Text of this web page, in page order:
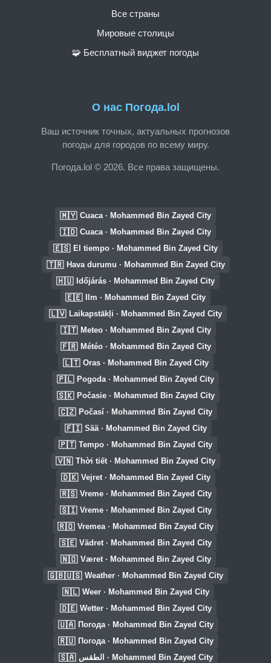
О нас Погода.lol
Ваш источник точных, актуальных прогнозов
погоды для городов по всему миру.
Погода.lol © 2026. Все права защищены.
Все страны
Мировые столицы
🧩 Бесплатный виджет погоды
🇲🇾 Cuaca · Mohammed Bin Zayed City
🇮🇩 Cuaca · Mohammed Bin Zayed City
🇪🇸 El tiempo · Mohammed Bin Zayed City
🇹🇷 Hava durumu · Mohammed Bin Zayed City
🇭🇺 Időjárás · Mohammed Bin Zayed City
🇪🇪 Ilm · Mohammed Bin Zayed City
🇱🇻 Laikapstākļi · Mohammed Bin Zayed City
🇮🇹 Meteo · Mohammed Bin Zayed City
🇫🇷 Météo · Mohammed Bin Zayed City
🇱🇹 Oras · Mohammed Bin Zayed City
🇵🇱 Pogoda · Mohammed Bin Zayed City
🇸🇰 Počasie · Mohammed Bin Zayed City
🇨🇿 Počasí · Mohammed Bin Zayed City
🇫🇮 Sää · Mohammed Bin Zayed City
🇵🇹 Tempo · Mohammed Bin Zayed City
🇻🇳 Thời tiết · Mohammed Bin Zayed City
🇩🇰 Vejret · Mohammed Bin Zayed City
🇷🇸 Vreme · Mohammed Bin Zayed City
🇸🇮 Vreme · Mohammed Bin Zayed City
🇷🇴 Vremea · Mohammed Bin Zayed City
🇸🇪 Vädret · Mohammed Bin Zayed City
🇳🇴 Været · Mohammed Bin Zayed City
🇬🇧🇺🇸 Weather · Mohammed Bin Zayed City
🇳🇱 Weer · Mohammed Bin Zayed City
🇩🇪 Wetter · Mohammed Bin Zayed City
🇺🇦 Погода · Mohammed Bin Zayed City
🇷🇺 Погода · Mohammed Bin Zayed City
🇸🇦 الطقس · Mohammed Bin Zayed City